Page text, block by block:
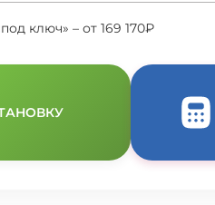
ключ» – от 169 170₽